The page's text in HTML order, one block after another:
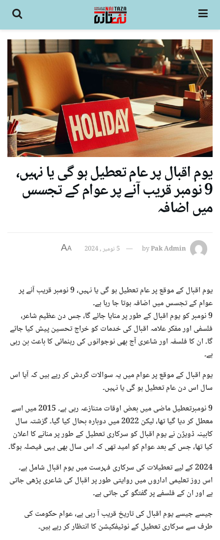
یوم اقبال پر عام تعطیل ہو گی یا نہیں،
9 نومبر قریب آنے پر عوام کے تجسس
میں اضافہ
byPak Admin 5 نومبر , 2024 A
A
یوم اقبال کے موقع پر عام تعطیل ہو گی یا نہیں، 9 نومبر قریب آنے پر
عوام کے تجسس میں اضافہ ہوتا جا رہا ہے۔
9 نومبر کو یوم اقبال کے طور پر منایا جائے گا، جس دن عظیم شاعر،
فلسفی اور مفکر علامہ اقبال کی خدمات کو خراج تحسین پیش کیا جائے
گا۔ ان کا فلسفہ اور شاعری آج بھی نوجوانوں کی رہنمائی کا باعث بن رہی
ہے۔
یوم اقبال کے موقع پر عوام میں یہ سوالات گردش کر رہے ہیں کہ آیا اس
سال اس دن عام تعطیل ہو گی یا نہیں۔
9 نومبرتعطیل ماضی میں بعض اوقات متنازعہ رہی ہے۔ 2015 میں اسے
معطل کر دیا گیا تھا، لیکن 2022 میں دوبارہ بحال کیا گیا۔ گزشتہ سال
کابینہ ڈویژن نے یوم اقبال کو سرکاری تعطیل کے طور پر منانے کا اعلان
کیا تھا، جس کے بعد عوام کو امید تھی کہ اس سال بھی یہی فیصلہ ہوگا۔
2024 کے لیے تعطیلات کی سرکاری فہرست میں یوم اقبال شامل ہے۔
اس روز تعلیمی اداروں میں روایتی طور پر اقبال کی شاعری پڑھی جاتی
ہے اور ان کے فلسفے پر گفتگو کی جاتی ہے۔
جیسے جیسے یوم اقبال کی تاریخ قریب آ رہی ہے، عوام حکومت کی
طرف سے سرکاری تعطیل کے نوٹیفکیشن کا انتظار کر رہے ہیں۔